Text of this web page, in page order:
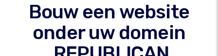
Bouw een website
onder uw domein